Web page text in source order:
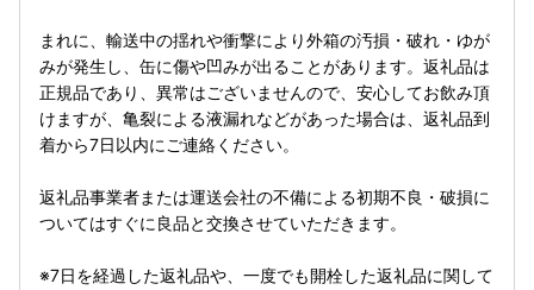
まれに、輸送中の揺れや衝撃により外箱の汚損・破れ・ゆが
みが発生し、缶に傷や凹みが出ることがあります。返礼品は
正規品であり、異常はございませんので、安心してお飲み頂
けますが、亀裂による液漏れなどがあった場合は、返礼品到
着から7日以内にご連絡ください。
返礼品事業者または運送会社の不備による初期不良・破損に
ついてはすぐに良品と交換させていただきます。
※7日を経過した返礼品や、一度でも開栓した返礼品に関して